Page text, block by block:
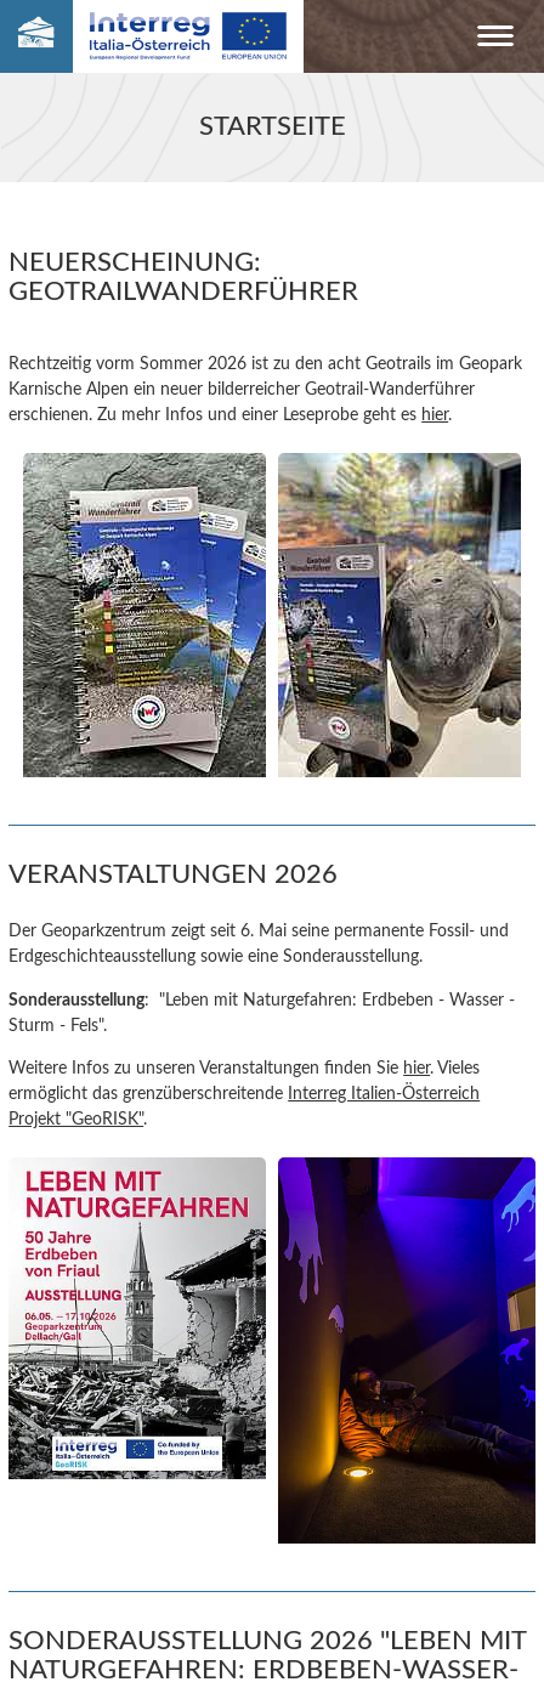
STARTSEITE
NEUERSCHEINUNG:
GEOTRAILWANDERFÜHRER
Rechtzeitig vorm Sommer 2026 ist zu den acht Geotrails im Geopark
Karnische Alpen ein neuer bilderreicher Geotrail-Wanderführer
erschienen. Zu mehr Infos und einer Leseprobe geht es hier.
VERANSTALTUNGEN 2026
Der Geoparkzentrum zeigt seit 6. Mai seine permanente Fossil- und
Erdgeschichteausstellung sowie eine Sonderausstellung.
Sonderausstellung: "Leben mit Naturgefahren: Erdbeben - Wasser -
Sturm - Fels".
Weitere Infos zu unseren Veranstaltungen finden Sie hier. Vieles
ermöglicht das grenzüberschreitende Interreg Italien-Österreich
Projekt "GeoRISK".
SONDERAUSSTELLUNG 2026 "LEBEN MIT
NATURGEFAHREN: ERDBEBEN-WASSER-